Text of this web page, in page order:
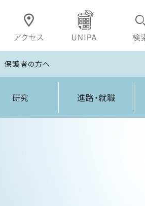
保護者の方へ
研究 進路・就職